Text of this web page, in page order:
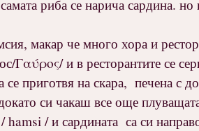
риба се нарича сардина.
макар че много хора и
Γαύρος/ и в ресторантите се
се приготвя на скара, печена
си чакаш все още
/ и сардината са си